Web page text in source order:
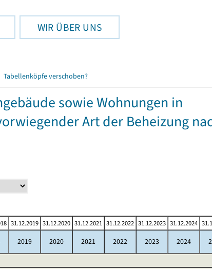
WIR ÜBER UNS
Tabellenköpfe verschoben?
sowie Wohnungen in
Art der Beheizung
31.12.2019 31.12.2020 31.12.2021 31.12.2022 31.12.2023 31.12.2024
2019 2020 2021 2022 2023 2024